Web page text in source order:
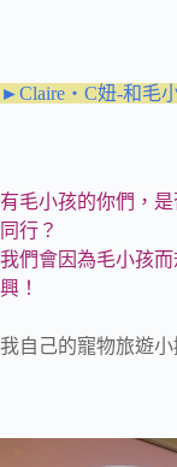
►Claire‧C妞-和毛
有毛小孩的你們，
同行？
我們會因為毛小孩
興！
我自己的寵物旅遊